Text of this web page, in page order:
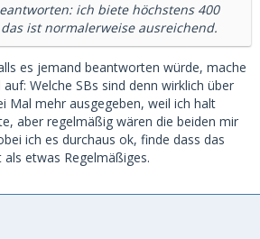
ich biete höchstens 400
ist normalerweise ausreichend.
es jemand beantworten würde, mache
Welche SBs sind denn wirklich über
Mal mehr ausgegeben, weil ich halt
aber regelmäßig wären die beiden mir
ich es durchaus ok, finde dass das
etwas Regelmäßiges.